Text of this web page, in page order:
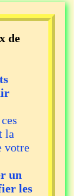
de
la
votre
un
les